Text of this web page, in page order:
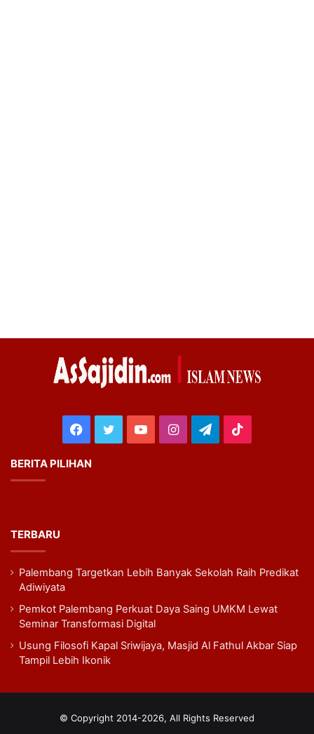
Facebook
TwitterYouTubeInstagram
Telegram
BERITA PILIHAN
TERBARU
Palembang Targetkan Lebih Banyak Sekolah Raih Predikat
Adiwiyata
Pemkot Palembang Perkuat Daya Saing UMKM Lewat
Seminar Transformasi Digital
Usung Filosofi Kapal Sriwijaya, Masjid Al Fathul Akbar Siap
Tampil Lebih Ikonik
© Copyright 2014-2026, All Rights Reserved